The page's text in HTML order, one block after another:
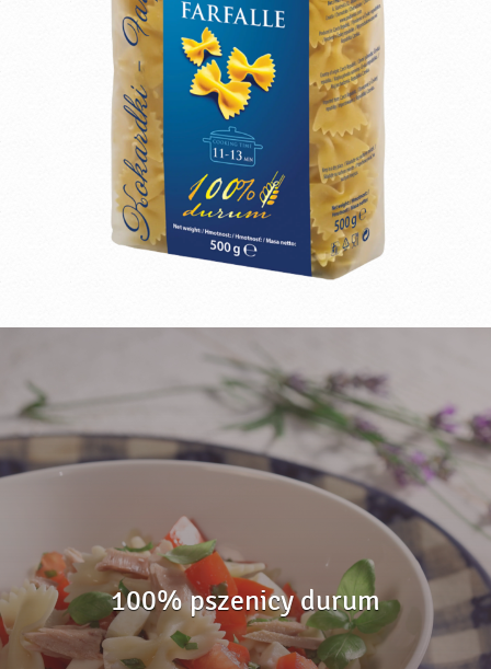
100% pszenicy durum